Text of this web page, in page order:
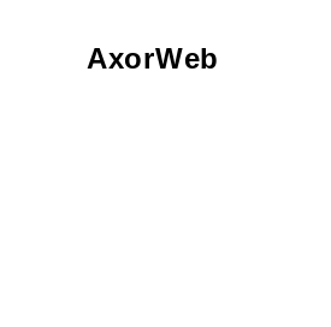
AxorWeb